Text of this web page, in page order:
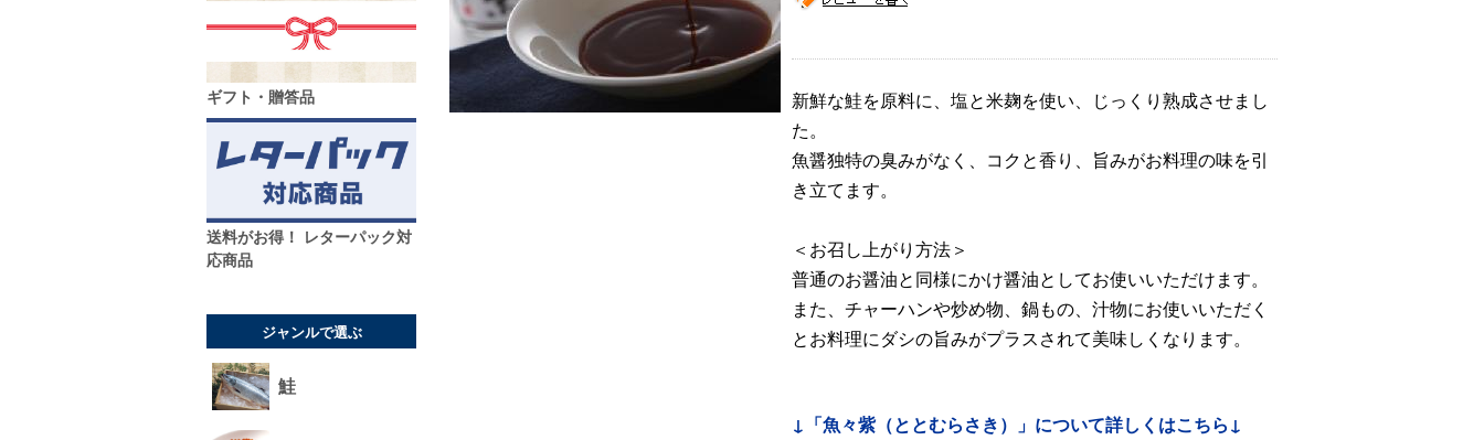
ギフト・贈答品
送料がお得！ レターパック対
応商品
ジャンルで選ぶ
鮭
新鮮な鮭を原料に、塩と米麹を使い、じっくり熟成させまし
た。
魚醤独特の臭みがなく、コクと香り、旨みがお料理の味を引
き立てます。
＜お召し上がり方法＞
普通のお醤油と同様にかけ醤油としてお使いいただけます。
また、チャーハンや炒め物、鍋もの、汁物にお使いいただく
とお料理にダシの旨みがプラスされて美味しくなります。
↓「魚々紫（ととむらさき）」について詳しくはこちら↓